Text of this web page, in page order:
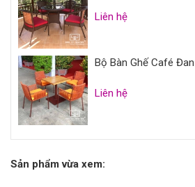
Liên hệ
Bộ Bàn Ghế Café
Liên hệ
Sản phẩm vừa xem: